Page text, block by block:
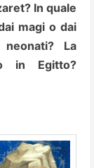
In quale
magi o dai
La
in Egitto?